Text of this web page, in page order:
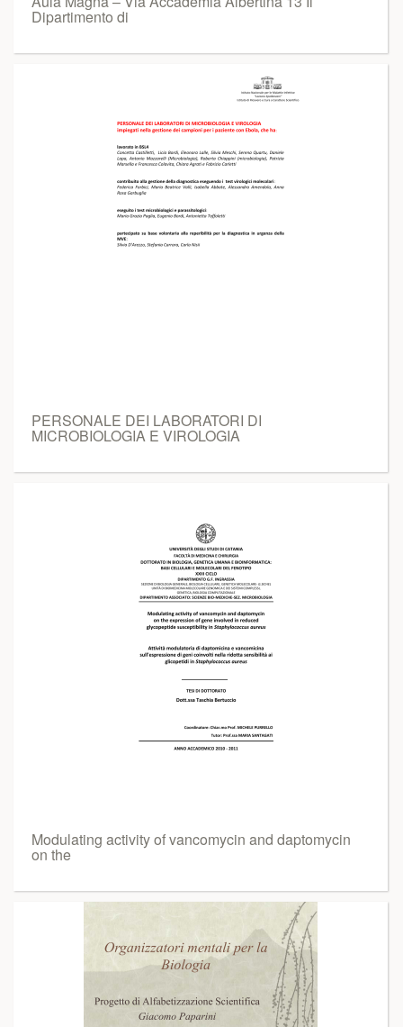
Dipartimento di
PERSONALE DEI LABORATORI DI
MICROBIOLOGIA E VIROLOGIA
Modulating activity of vancomycin and daptomycin
on the